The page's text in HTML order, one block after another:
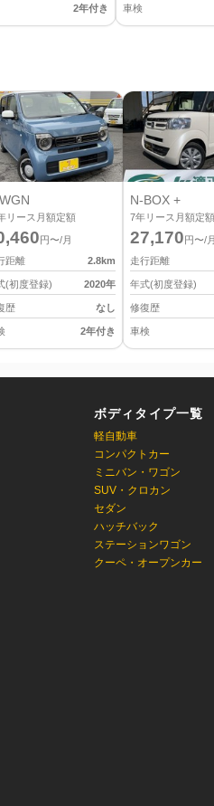
2年付き 車検
リース月額定額
円〜/月
距離
2.8km
(初度登録) 2020年
歴 なし
2年付き
N-BOX +
7年リース月額定額
27,170 円〜/月
走行距離
年式(初度登録)
修復歴
車検
ボディタイプ一覧
軽自動車
コンパクトカー
ミニバン・ワゴン
SUV・クロカン
セダン
ハッチバック
ステーションワゴン
クーペ・オープンカー